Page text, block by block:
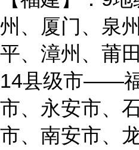
州、厦门、泉
平、漳州、莆
14县级市——
市、永安市、
市、南安市、